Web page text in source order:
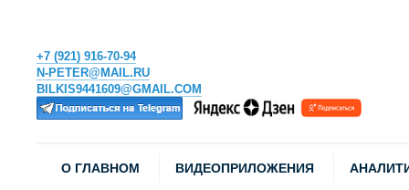
+7 (921) 916-70-94
N-PETER@MAIL.RU
BILKIS9441609@GMAIL.COM
О ГЛАВНОМ ВИДЕОПРИЛОЖЕНИЯ